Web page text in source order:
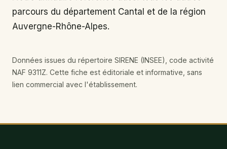
parcours du département Cantal et de la région
Auvergne-Rhône-Alpes.
Données issues du répertoire SIRENE (INSEE), code activité
NAF 9311Z. Cette fiche est éditoriale et informative, sans
lien commercial avec l'établissement.